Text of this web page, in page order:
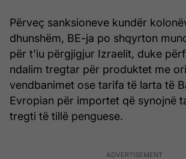
Përveç sanksioneve kundër
dhunshëm, BE-ja po shqyrton
për t'iu përgjigjur Izraelit, duke
ndalim tregtar për produktet me
vendbanimet ose tarifa të larta të
Evropian për importet që synojnë
tregti të tillë penguese.